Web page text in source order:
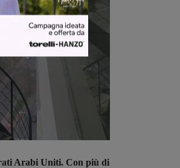
Arabi Uniti. Con più di